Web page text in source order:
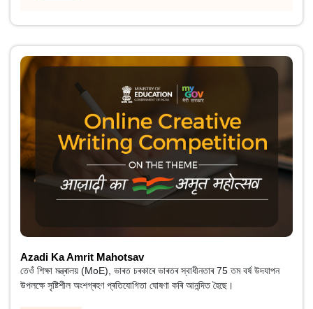
Azadi Ka Amrit Mahotsav
তেওঁ শিক্ষা মন্ত্ৰালয় (MoE), ভাৰত চৰকাৰে ভাৰতৰ স্বাধীনতাৰ 75 তম বৰ্ষ উদযাপন
উপলক্ষে সৃষ্টিশীল অংশগ্ৰহণ প্ৰতিযোগিতা ঘোষণা কৰি আনন্দিত হৈছে।